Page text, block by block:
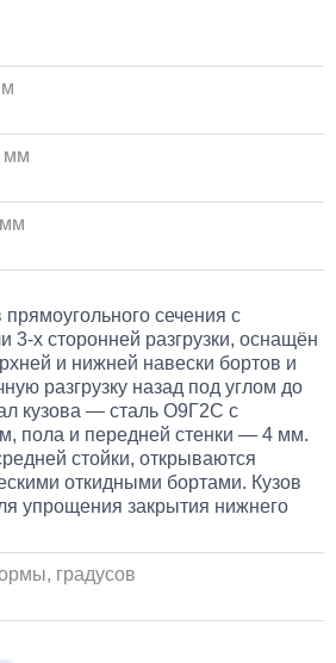
мм
сечения с
3-х сторонней разгрузки, оснащён
и нижней навески бортов и
разгрузку назад под углом до
кузова — сталь О9Г2С с
пола и передней стенки — 4 мм.
стойки, открываются
откидными бортами. Кузов
упрощения закрытия нижнего
градусов